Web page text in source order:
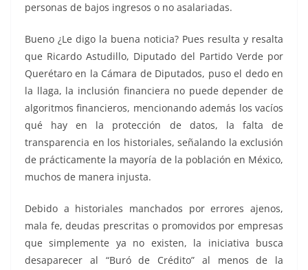
personas de bajos ingresos o no asalariadas.
Bueno ¿Le digo la buena noticia? Pues resulta y resalta
que Ricardo Astudillo, Diputado del Partido Verde por
Querétaro en la Cámara de Diputados, puso el dedo en
la llaga, la inclusión financiera no puede depender de
algoritmos financieros, mencionando además los vacíos
qué hay en la protección de datos, la falta de
transparencia en los historiales, señalando la exclusión
de prácticamente la mayoría de la población en México,
muchos de manera injusta.
Debido a historiales manchados por errores ajenos,
mala fe, deudas prescritas o promovidos por empresas
que simplemente ya no existen, la iniciativa busca
desaparecer al “Buró de Crédito” al menos de la